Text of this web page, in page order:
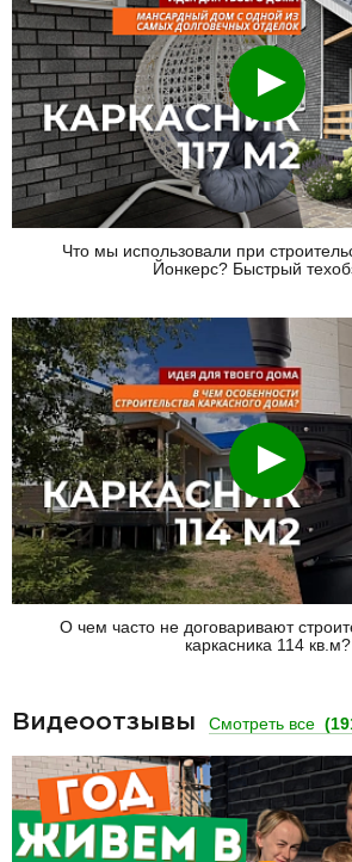
Смотреть
Что мы использовали при
Йонкерс? Быстрый
Смотреть
О чем часто не договаривают
каркасника 114 кв.м?
Видеоотзывы Смотреть все